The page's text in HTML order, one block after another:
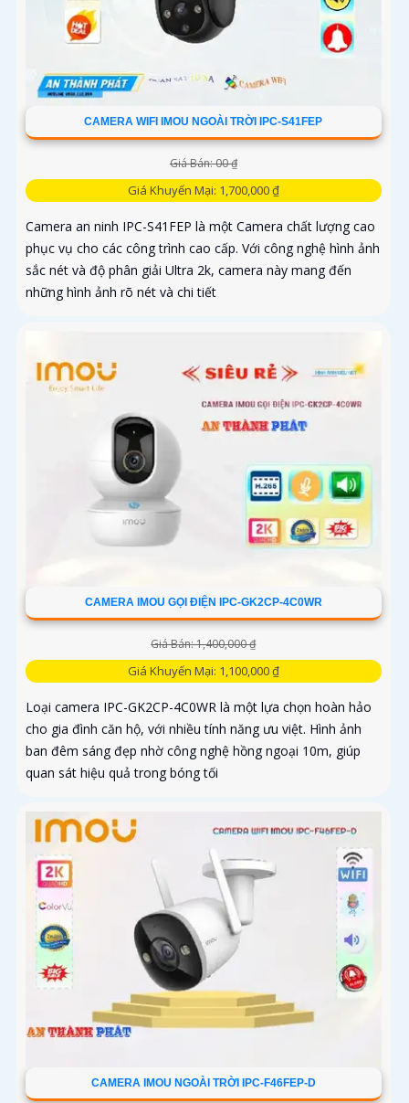
CAMERA WIFI IMOU NGOÀI TRỜI IPC-S41FEP
Giá Bán: 00 ₫
Giá Khuyến Mại: 1,700,000 ₫
Camera an ninh IPC-S41FEP là một Camera chất lượng cao
phục vụ cho các công trình cao cấp. Với công nghệ hình ảnh
sắc nét và độ phân giải Ultra 2k, camera này mang đến
những hình ảnh rõ nét và chi tiết
CAMERA IMOU GỌI ĐIỆN IPC-GK2CP-4C0WR
Giá Bán: 1,400,000 ₫
Giá Khuyến Mại: 1,100,000 ₫
Loại camera IPC-GK2CP-4C0WR là một lựa chọn hoàn hảo
cho gia đình căn hộ, với nhiều tính năng ưu việt. Hình ảnh
ban đêm sáng đẹp nhờ công nghệ hồng ngoại 10m, giúp
quan sát hiệu quả trong bóng tối
CAMERA IMOU NGOÀI TRỜI IPC-F46FEP-D